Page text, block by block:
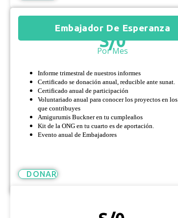
Embajador De Esperanza
S/0
Por Mes
Informe trimestral de nuestros informes
Certificado se donación anual, reducible ante sunat.
Certificado anual de participación
Voluntariado anual para conocer los proyectos en los
que contribuyes
Amigurumis Buckner en tu cumpleaños
Kit de la ONG en tu cuarto es de aportación.
Evento anual de Embajadores
DONAR